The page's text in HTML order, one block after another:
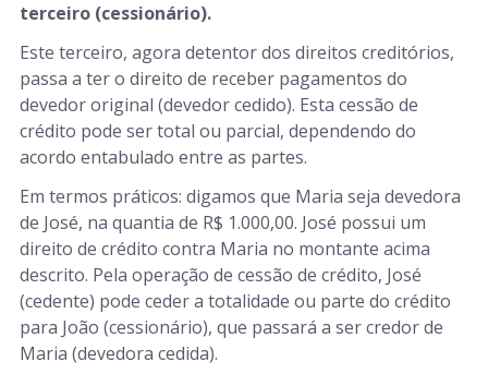
terceiro (cessionário).
Este terceiro, agora detentor dos direitos creditórios,
passa a ter o direito de receber pagamentos do
devedor original (devedor cedido). Esta cessão de
crédito pode ser total ou parcial, dependendo do
acordo entabulado entre as partes.
Em termos práticos: digamos que Maria seja devedora
de José, na quantia de R$ 1.000,00. José possui um
direito de crédito contra Maria no montante acima
descrito. Pela operação de cessão de crédito, José
(cedente) pode ceder a totalidade ou parte do crédito
para João (cessionário), que passará a ser credor de
Maria (devedora cedida).